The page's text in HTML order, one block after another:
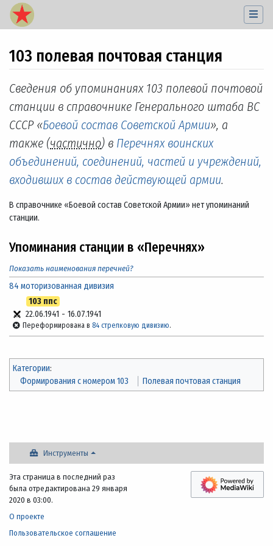
103 полевая почтовая станция
Перейти к:навигация,поиск
Сведения об упоминаниях 103 полевой почтовой
станции в справочнике Генерального штаба ВС
СССР «Боевой состав Советской Армии», а
также (частично) в Перечнях воинских
объединений, соединений, частей и учреждений,
входивших в состав действующей армии.
В справочнике «Боевой состав Советской Армии» нет упоминаний
станции.
Упоминания станции в «Перечнях»
Показать наименования перечней?
84 моторизованная дивизия
103 ппс
22.06.1941 - 16.07.1941
Переформирована в84 стрелковую дивизию.
Категории:
Формирования с номером 103
Полевая почтовая станция
Инструменты
Эта страница в последний раз
была отредактирована 29 января
2020 в 03:00.
О проекте
Пользовательское соглашение